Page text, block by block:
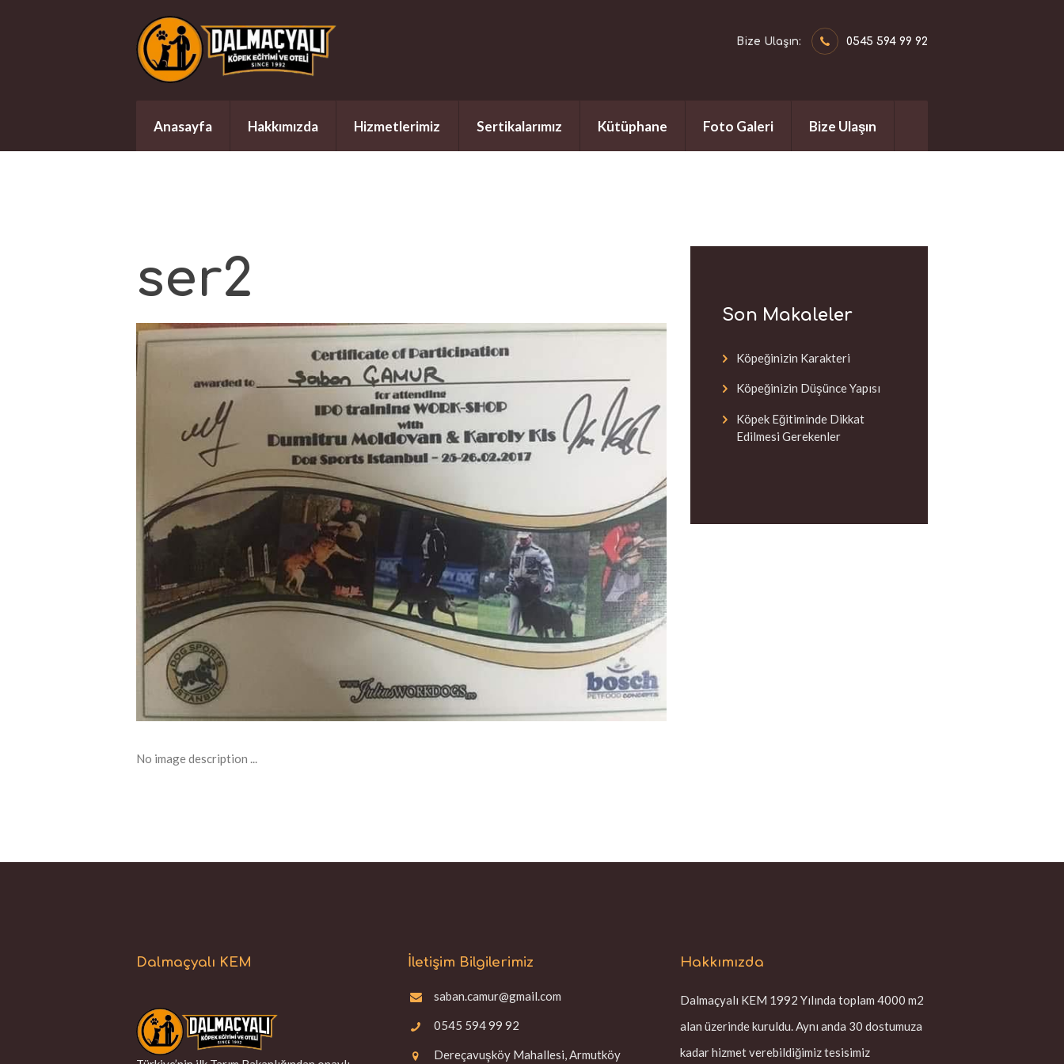
Bize Ulaşın: 0545 594 99 92
Anasayfa Hakkımızda Hizmetlerimiz Sertikalarımız Kütüphane Foto Galeri Bize Ulaşın
ser2
No image description ...
Son Makaleler
Köpeğinizin Karakteri
Köpeğinizin Düşünce Yapısı
Köpek Eğitiminde Dikkat
Edilmesi Gerekenler
Dalmaçyalı KEM İletişim Bilgilerimiz
saban.camur@gmail.com
0545 594 99 92
Dereçavuşköy Mahallesi, Armutköy
Hakkımızda
Dalmaçyalı KEM 1992 Yılında toplam 4000 m2
alan üzerinde kuruldu. Aynı anda 30 dostumuza
kadar hizmet verebildiğimiz tesisimiz